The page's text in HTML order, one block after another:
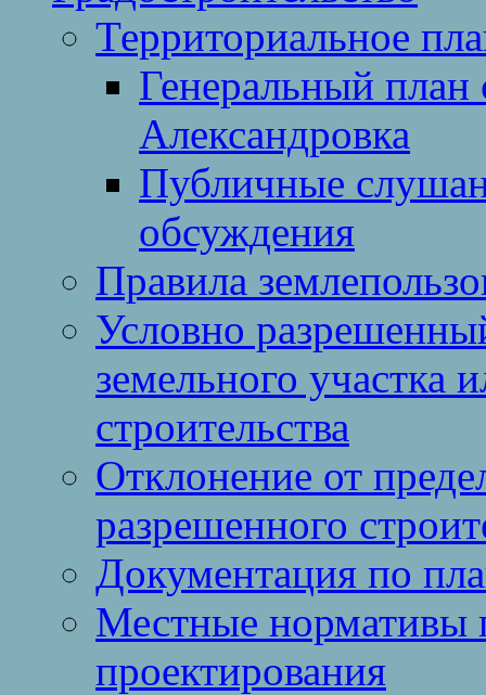
Территориальное
Генеральный план
Александровка
Публичные
обсуждения
Правила
Условно
земельного участка
строительства
Отклонение от
разрешенного
Документация по
Местные нормативы
проектирования